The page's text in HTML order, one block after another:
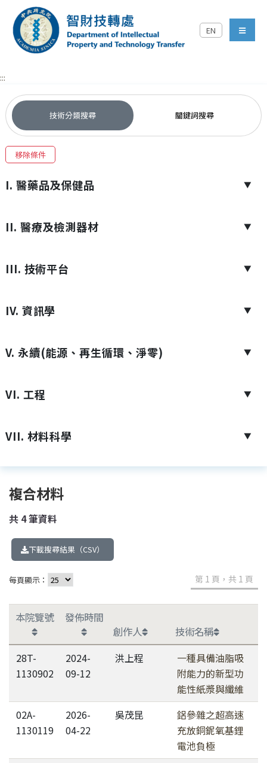
跳到主要內容區塊
中央研究院智財技轉處對
EN
menu
:::
技術分類搜尋 關鍵詞搜尋
移除條件
I. 醫藥品及保健品 ▼
II. 醫療及檢測器材 ▼
III. 技術平台 ▼
IV. 資訊學 ▼
V. 永續(能源、再生循環、淨零) ▼
VI. 工程 ▼
VII. 材料科學 ▼
複合材料
共 4筆資料
下載搜尋結果（CSV）
每頁顯示： 第 1 頁，共 1 頁
本院覽號
發佈時間
創作人
技術名稱
28T-
1130902
2024-
09-12
洪上程
一種具備油脂吸
附能力的新型功
能性紙漿與纖維
02A-
1130119
2026-
04-22
吳茂昆
鋁參雜之超高速
充放銅鈮氧基鋰
電池負極